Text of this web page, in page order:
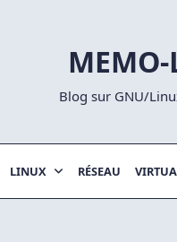
Blog sur GNU/
LINUX RÉSEAU